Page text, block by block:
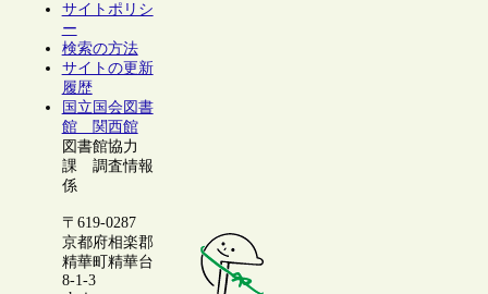
サイトポリシ
ー
検索の方法
サイトの更新
履歴
国立国会図書
館 関西館
図書館協力
課 調査情報
係
〒619-0287
京都府相楽郡
精華町精華台
8-1-3